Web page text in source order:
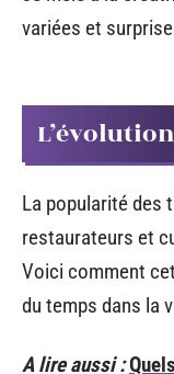
variées et
La popularité des
restaurateurs et
Voici comment
du temps dans la
A lire aussi :